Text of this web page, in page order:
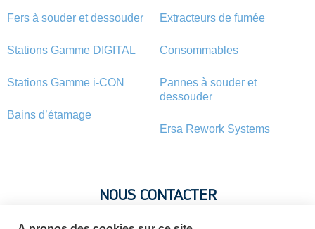
Fers à souder et dessouder
Stations Gamme DIGITAL
Stations Gamme i-CON
Bains d’étamage
Extracteurs de fumée
Consommables
Pannes à souder et
dessouder
Ersa Rework Systems
NOUS CONTACTER